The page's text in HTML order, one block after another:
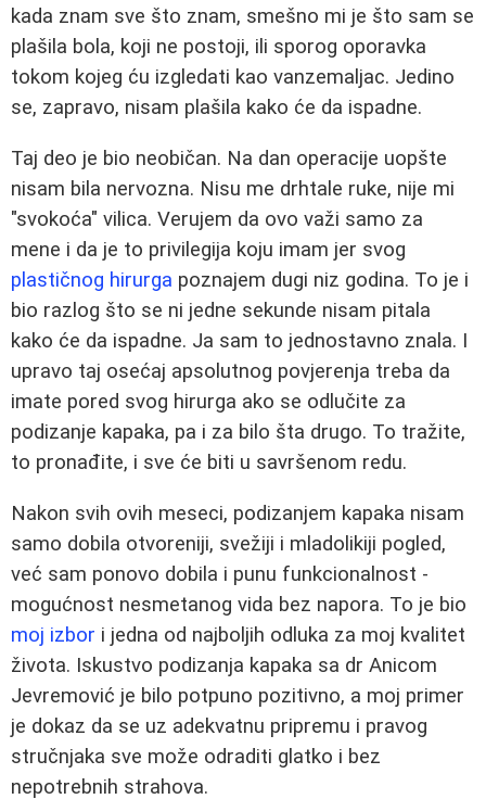
kada znam sve što znam, smešno mi je što sam se
plašila bola, koji ne postoji, ili sporog oporavka
tokom kojeg ću izgledati kao vanzemaljac. Jedino
se, zapravo, nisam plašila kako će da ispadne.
Taj deo je bio neobičan. Na dan operacije uopšte
nisam bila nervozna. Nisu me drhtale ruke, nije mi
"svokoća" vilica. Verujem da ovo važi samo za
mene i da je to privilegija koju imam jer svog
plastičnog hirurga poznajem dugi niz godina. To je i
bio razlog što se ni jedne sekunde nisam pitala
kako će da ispadne. Ja sam to jednostavno znala. I
upravo taj osećaj apsolutnog povjerenja treba da
imate pored svog hirurga ako se odlučite za
podizanje kapaka, pa i za bilo šta drugo. To tražite,
to pronađite, i sve će biti u savršenom redu.
Nakon svih ovih meseci, podizanjem kapaka nisam
samo dobila otvoreniji, svežiji i mladolikiji pogled,
već sam ponovo dobila i punu funkcionalnost -
mogućnost nesmetanog vida bez napora. To je bio
moj izbor i jedna od najboljih odluka za moj kvalitet
života. Iskustvo podizanja kapaka sa dr Anicom
Jevremović je bilo potpuno pozitivno, a moj primer
je dokaz da se uz adekvatnu pripremu i pravog
stručnjaka sve može odraditi glatko i bez
nepotrebnih strahova.